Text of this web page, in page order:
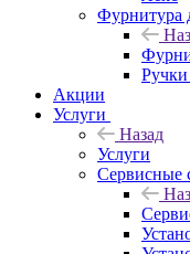
Фурнитура
Акции
Услуги
Назад
Услуги
Сервисные